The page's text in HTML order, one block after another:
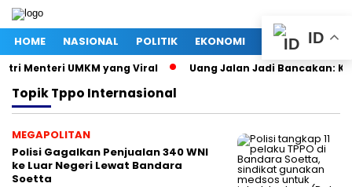
HOME NASIONAL POLITIK EKONOMI MEGAPOLITAN
Menteri UMKM yang Viral Uang Jalan Jadi Bancakan:
TopikTppo Internasional
MEGAPOLITAN
Polisi Gagalkan Penjualan 340 WNI
ke Luar Negeri Lewat Bandara
Soetta
ID